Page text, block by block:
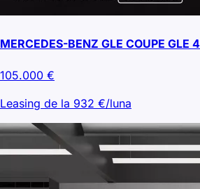
MERCEDES-BENZ GLE COUPE
105.000 €
Leasing de la 932 €/luna